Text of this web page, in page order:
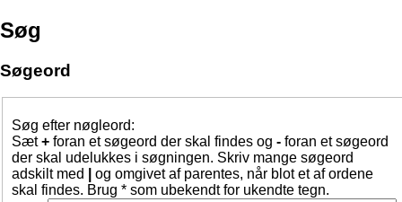
Søg
Søgeord
Søg efter nøgleord:
Sæt+ foran et søgeord der skal findes og - foran et søgeord
der skal udelukkes i søgningen. Skriv mange søgeord
adskilt med
og omgivet af parentes, når blot et af ordene
skal findes. Brug * som ubekendt for ukendte tegn.